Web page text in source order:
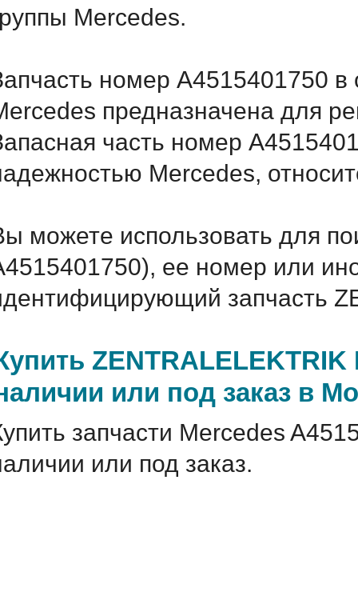
Mercedes.
номер A4515401750 в
предназначена для
часть номер
Mercedes,
можете использовать для
ее номер или
запчасть
ZENTRALELEKTRIK
или под заказ в
запчасти Mercedes
или под заказ.